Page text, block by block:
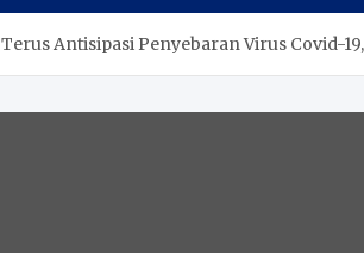
Terus Antisipasi Penyebaran Virus Covid-